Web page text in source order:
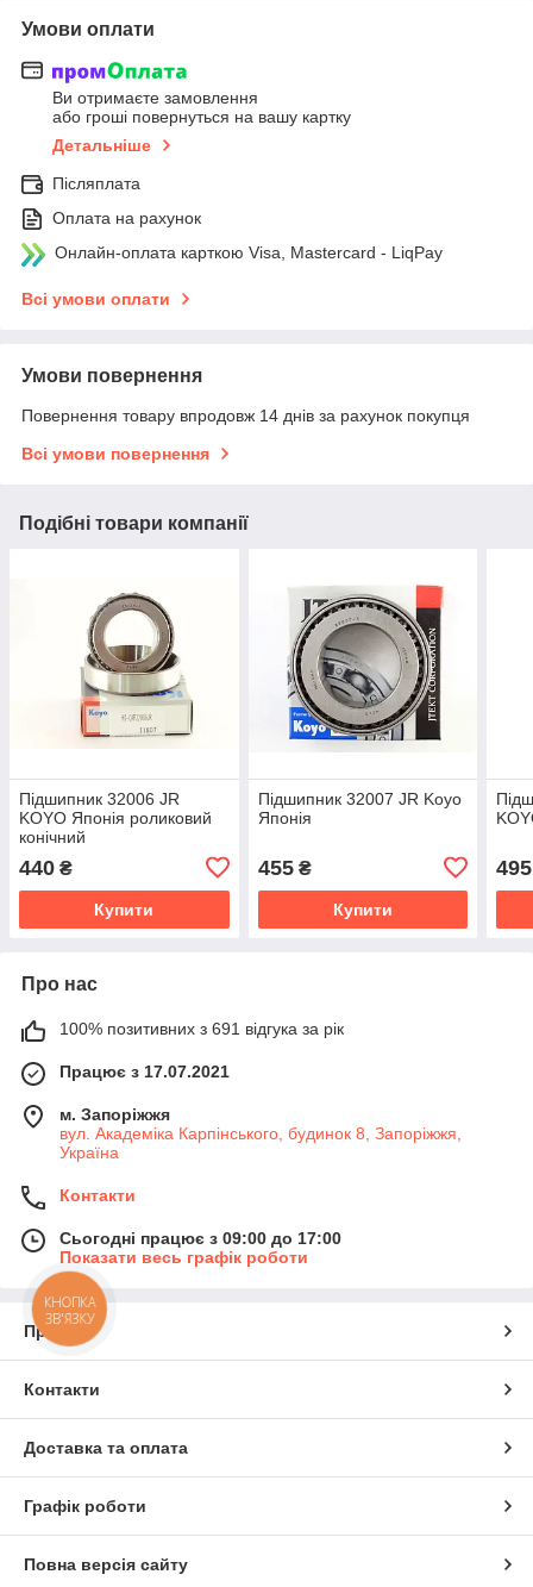
Умови оплати
Ви отримаєте замовлення
або гроші повернуться на вашу картку
Детальніше
Післяплата
Оплата на рахунок
Онлайн-оплата карткою Visa, Mastercard - LiqPay
Всі умови оплати
Умови повернення
Повернення товару впродовж 14 днів за рахунок покупця
Всі умови повернення
Подібні товари компанії
Підшипник 32006 JR
KOYO Японія роликовий
конічний
440 ₴
Купити
Підшипник 32007 JR Koyo
Японія
455₴
Купити
495
Про нас
100% позитивних з 691 відгука за рік
Працює з 17.07.2021
м. Запоріжжя
вул. Академіка Карпінського, будинок 8, Запоріжжя,
Україна
Контакти
Сьогодні працює з 09:00 до 17:00
Показати весь графік роботи
Про нас
Контакти
Доставка та оплата
Графік роботи
Повна версія сайту
КНОПКА
ЗВ'ЯЗКУ